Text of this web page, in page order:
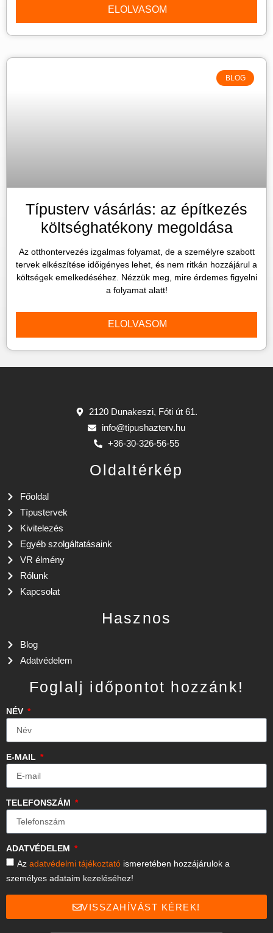
ELOLVASOM
BLOG
Típusterv vásárlás: az építkezés
költséghatékony megoldása
Az otthontervezés izgalmas folyamat, de a személyre szabott
tervek elkészítése időigényes lehet, és nem ritkán hozzájárul a
költségek emelkedéséhez. Nézzük meg, mire érdemes figyelni
a folyamat alatt!
ELOLVASOM
2120 Dunakeszi, Fóti út 61.
info@tipushazterv.hu
+36-30-326-56-55
Oldaltérkép
Főoldal
Típustervek
Kivitelezés
Egyéb szolgáltatásaink
VR élmény
Rólunk
Kapcsolat
Hasznos
Blog
Adatvédelem
Foglalj időpontot hozzánk!
NÉV
E-MAIL
TELEFONSZÁM
ADATVÉDELEM
Az adatvédelmi tájékoztató ismeretében hozzájárulok a
személyes adataim kezeléséhez!
VISSZAHÍVÁST KÉREK!